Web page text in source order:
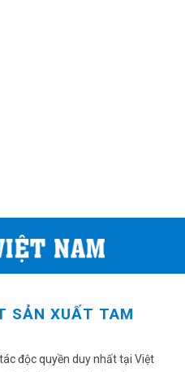
SẢN XUẤT TAM
độc quyền duy nhất tại Việt